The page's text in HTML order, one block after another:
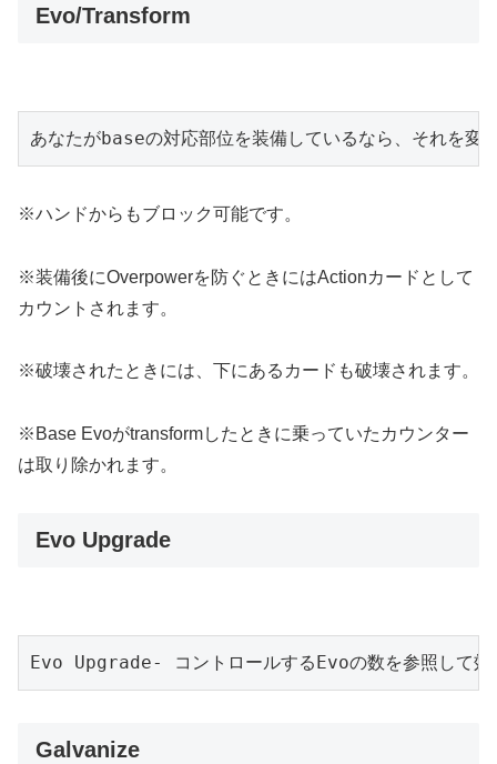
Evo/Transform
あなたがbaseの対応部位を装備しているなら、それを
※ハンドからもブロック可能です。
※装備後にOverpowerを防ぐときにはActionカードとして
カウントされます。
※破壊されたときには、下にあるカードも破壊されます。
※Base Evoがtransformしたときに乗っていたカウンター
は取り除かれます。
Evo Upgrade
Evo Upgrade- コントロールするEvoの数を参照して効
Galvanize